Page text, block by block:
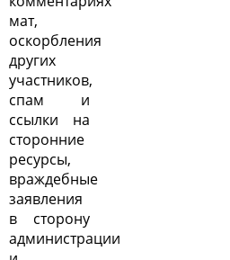
мат,
оскорбления
других
участников,
спам и
ссылки на
сторонние
ресурсы,
враждебные
заявления
в сторону
администрации